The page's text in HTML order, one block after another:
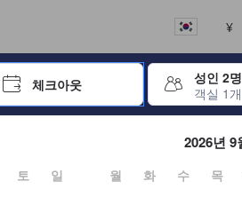
¥
택하세요.
체크아웃
성인 2명
객실 1개
방향키를 사용해 체크인 및 체크아웃 날
토
일
2026년 9
월 화 수 목
소 이용객들에 의해 작성되었습니